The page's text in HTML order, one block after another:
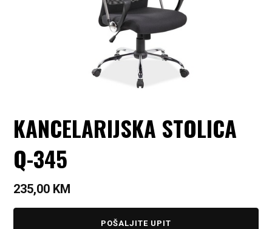
KANCELARIJSKA STOLICA
Q-345
235,00 KM
POŠALJITE UPIT